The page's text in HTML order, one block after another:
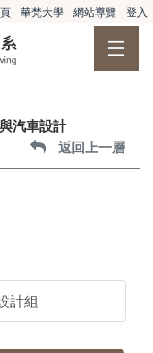
華梵大學 網站導覽 登入
汽車設計
返回上一層
計組